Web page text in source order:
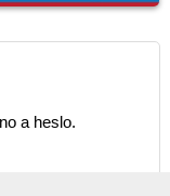
a heslo.